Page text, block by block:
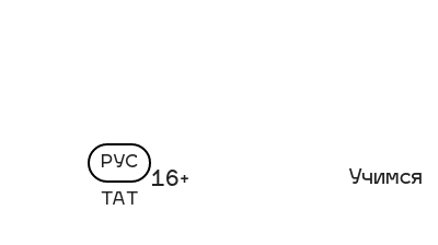
РУС
ТАТ
16+ Учимся